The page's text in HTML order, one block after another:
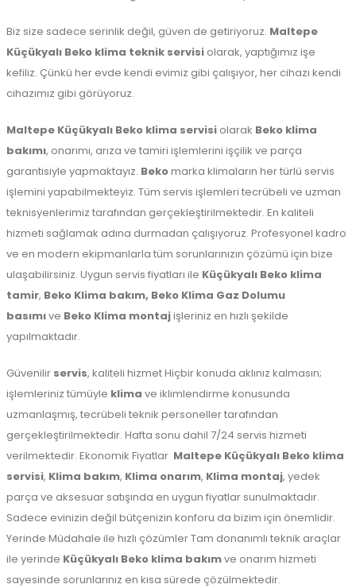
Biz size sadece serinlik değil, güven de getiriyoruz. Maltepe
Küçükyalı Beko klima teknik servisi olarak, yaptığımız işe
kefiliz. Çünkü her evde kendi evimiz gibi çalışıyor, her cihazı kendi
cihazımız gibi görüyoruz.
Maltepe Küçükyalı Beko klima servisi olarak Beko klima
bakımı, onarımı, arıza ve tamiri işlemlerini işçilik ve parça
garantisiyle yapmaktayız. Bekomarka klimaların her türlü servis
işlemini yapabilmekteyiz. Tüm servis işlemleri tecrübeli ve uzman
teknisyenlerimiz tarafından gerçekleştirilmektedir. En kaliteli
hizmeti sağlamak adına durmadan çalışıyoruz. Profesyonel kadro
ve en modern ekipmanlarla tüm sorunlarınızın çözümü için bize
ulaşabilirsiniz. Uygun servis fiyatları ile Küçükyalı Beko klima
tamir, Beko Klima bakım, Beko Klima Gaz Dolumu
basımıve Beko Klima montajişleriniz en hızlı şekilde
yapılmaktadır.
Güvenilir servis, kaliteli hizmet Hiçbir konuda aklınız kalmasın;
işlemleriniz tümüyle klima ve iklimlendirme konusunda
uzmanlaşmış, tecrübeli teknik personeller tarafından
gerçekleştirilmektedir. Hafta sonu dahil 7/24 servis hizmeti
verilmektedir. Ekonomik Fiyatlar Maltepe Küçükyalı Beko klima
servisi, Klima bakım, Klima onarım, Klima montaj, yedek
parça ve aksesuar satışında en uygun fiyatlar sunulmaktadır.
Sadece evinizin değil bütçenizin konforu da bizim için önemlidir.
Yerinde Müdahale ile hızlı çözümler Tam donanımlı teknik araçlar
ile yerinde Küçükyalı Beko klima bakımve onarım hizmeti
sayesinde sorunlarınız en kısa sürede çözülmektedir.